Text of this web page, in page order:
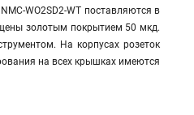
WO2SD2-WT поставляются в
золотым покрытием 50 мкд.
На корпусах розеток
на всех крышках имеются